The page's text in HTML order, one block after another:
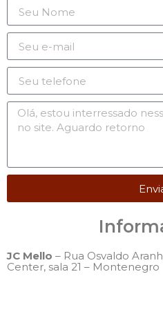
JC Mello – Rua Osvaldo
Center, sala 21 – Montenegro